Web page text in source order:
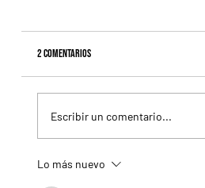
2 comentarios
Escribir un comentario...
Lo más nuevo